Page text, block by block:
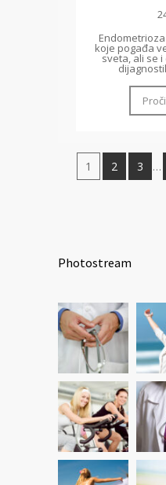
koje pogađa
sveta, ali se
1 2 3 …
Photostream